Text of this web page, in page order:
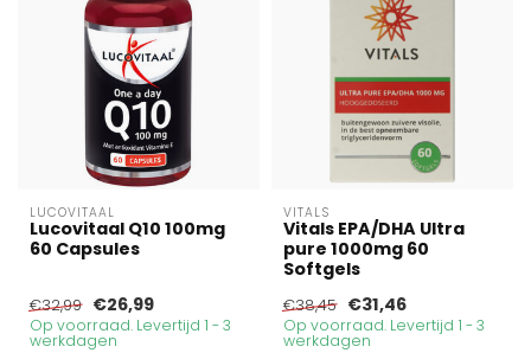
LUCOVITAAL
Lucovitaal Q10 100mg
60 Capsules
€32,99 €26,99
Op voorraad. Levertijd 1 - 3
werkdagen
VITALS
Vitals EPA/DHA Ultra
pure 1000mg 60
Softgels
€38,45 €31,46
Op voorraad. Levertijd 1 - 3
werkdagen